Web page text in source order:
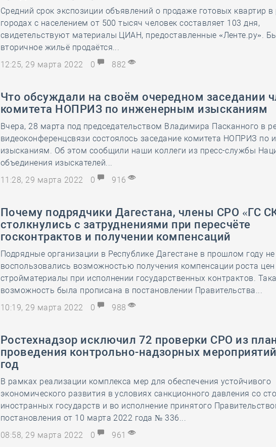
28 мая-
Средний срок экспозиции объявлений о продаже готовых квартир в
городах с населением от 500 тысяч человек составляет 103 дня,
свидетельствуют материалы ЦИАН, предоставленные «Ленте.ру».
вторичное жильё продаётся...
12:25, 29 марта 2022
0 882
Что обсуждали на своём очередном заседании
комитета НОПРИЗ по инженерным изысканиям
Вчера, 28 марта под председательством Владимира Пасканного в
видеоконференцсвязи состоялось заседание комитета НОПРИЗ по
изысканиям. Об этом сообщили наши коллеги из пресс-службы
объединения изыскателей...
11:28, 29 марта 2022
0 916
Почему подрядчики Дагестана, члены СРО «ГС
столкнулись с затруднениями при пересчёте
госконтрактов и получении компенсаций
Подрядные организации в Республике Дагестане в прошлом году не
воспользовались возможностью получения компенсации роста цен
стройматериалы при исполнении государственных контрактов.
возможность была прописана в постановлении Правительства...
10:19, 29 марта 2022
0 988
Ростехнадзор исключил 72 проверки СРО из
проведения контрольно-надзорных
год
В рамках реализации комплекса мер для обеспечения устойчивого
экономического развития в условиях санкционного давления со
иностранных государств и во исполнение принятого
постановления от 10 марта 2022 года № 336...
08:58, 29 марта 2022
0 961